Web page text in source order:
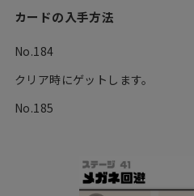
カードの入手方法
No.184
クリア時にゲットします。
No.185